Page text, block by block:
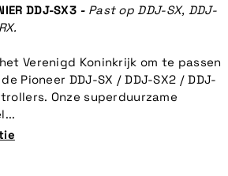
DDJ-SX3 - Past op DDJ-SX, DDJ-
Verenigd Koninkrijk om te passen
Pioneer DDJ-SX / DDJ-SX2 / DDJ-
Onze superduurzame